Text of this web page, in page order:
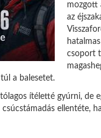
mozgott
az
csoport
a balesetet.
ítéletté gyúrni, de
ellentéte,